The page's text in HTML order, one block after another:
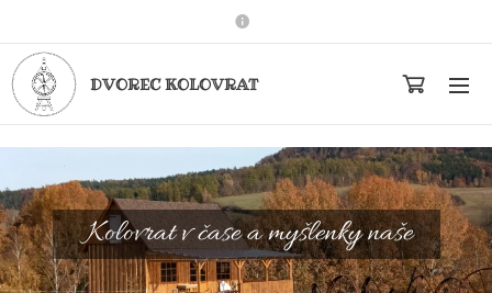
DVOREC KOLOVRAT
Kolovrat v čase a myšlenky naše